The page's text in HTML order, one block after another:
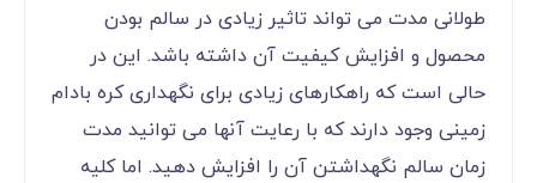
طولانی مدت می تواند تاثیر زیادی در سالم بودن
محصول و افزایش کیفیت آن داشته باشد. این در
حالی است که راهکارهای زیادی برای نگهداری کره بادام
زمینی وجود دارند که با رعایت آنها می توانید مدت
زمان سالم نگهداشتن آن را افزایش دهید. اما کلیه